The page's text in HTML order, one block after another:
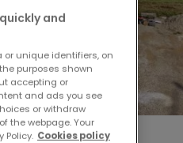
and
unique identifiers, on
purposes shown
accepting or
and ads you see
or withdraw
the webpage. Your
Policy. Cookies policy